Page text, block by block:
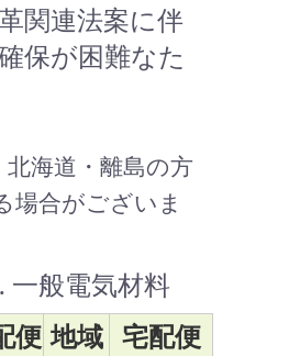
関連法案に伴
保が困難なた
北海道・離島の方
場合がございま
一般電気材料
便 地域 宅配便